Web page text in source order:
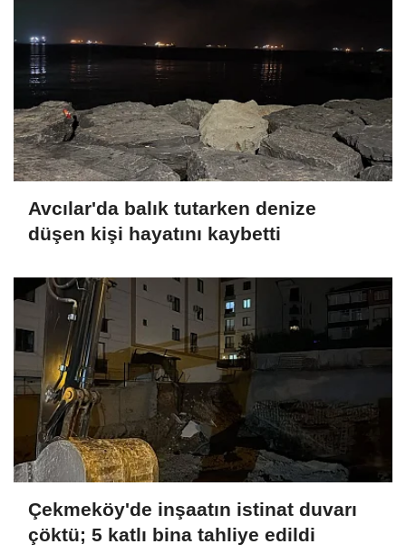
Avcılar'da balık tutarken denize
düşen kişi hayatını kaybetti
Çekmeköy'de inşaatın istinat duvarı
çöktü; 5 katlı bina tahliye edildi